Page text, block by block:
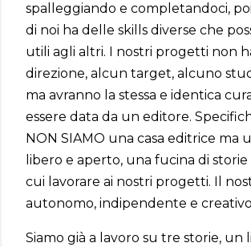
spalleggiando e completandoci,
di noi ha delle skills diverse che
utili agli altri. I nostri progetti non
direzione, alcun target, alcuno
ma avranno la stessa e identica
essere data da un editore.
NON SIAMO una casa editrice ma
libero e aperto, una fucina di storie
cui lavorare ai nostri progetti. Il
autonomo, indipendente e
Siamo già a lavoro su tre storie, un